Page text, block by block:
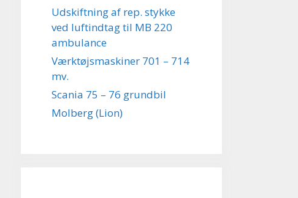
Udskiftning af rep. stykke
ved luftindtag til MB 220
ambulance
Værktøjsmaskiner 701 – 714
mv.
Scania 75 – 76 grundbil
Molberg (Lion)